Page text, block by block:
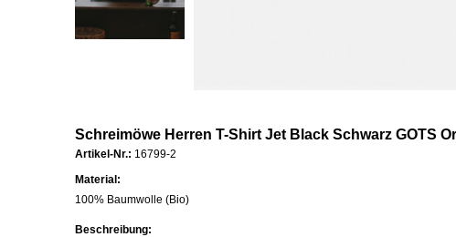
Schreimöwe Herren T-Shirt Jet Black Schwarz GOTS
Artikel-Nr.: 16799-2
Material:
100% Baumwolle (Bio)
Beschreibung: